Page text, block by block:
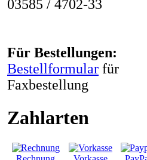
03585 / 4702-33
Für Bestellungen:
Bestellformular für
Faxbestellung
Zahlarten